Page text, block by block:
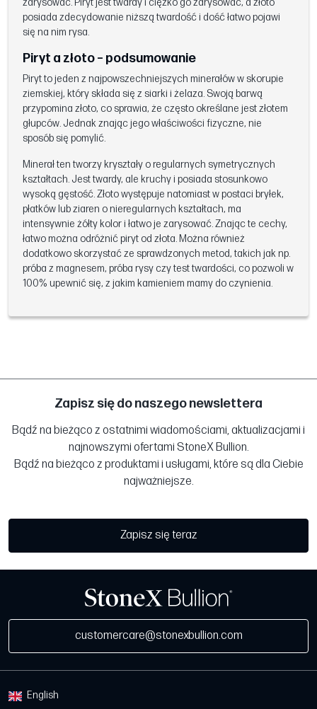
posiada zdecydowanie niższą twardość i dość łatwo pojawi
się na nim rysa.
Piryt a złoto – podsumowanie
Piryt to jeden z najpowszechniejszych minerałów w skorupie
ziemskiej, który składa się z siarki i żelaza. Swoją barwą
przypomina złoto, co sprawia, że często określane jest złotem
głupców. Jednak znając jego właściwości fizyczne, nie
sposób się pomylić.
Minerał ten tworzy kryształy o regularnych symetrycznych
kształtach. Jest twardy, ale kruchy i posiada stosunkowo
wysoką gęstość. Złoto występuje natomiast w postaci bryłek,
płatków lub ziaren o nieregularnych kształtach, ma
intensywnie żółty kolor i łatwo je zarysować. Znając te cechy,
łatwo można odróżnić piryt od złota. Można również
dodatkowo skorzystać ze sprawdzonych metod, takich jak np.
próba z magnesem, próba rysy czy test twardości, co pozwoli w
100% upewnić się, z jakim kamieniem mamy do czynienia.
Zapisz się do naszego newslettera
Bądź na bieżąco z ostatnimi wiadomościami, aktualizacjami i
najnowszymi ofertami StoneX Bullion.
Bądź na bieżąco z produktami i usługami, które są dla Ciebie
najważniejsze.
Zapisz się teraz
customercare@stonexbullion.com
English